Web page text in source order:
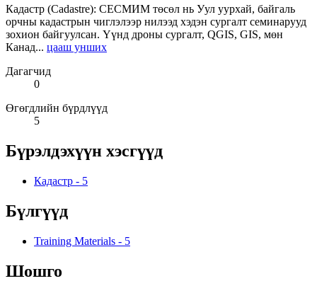
Кадастр (Cadastre): СЕСМИМ төсөл нь Уул уурхай, байгаль
орчны кадастрын чиглэлээр нилээд хэдэн сургалт семинарууд
зохион байгуулсан. Үүнд дроны сургалт, QGIS, GIS, мөн
Канад... цааш унших
Дагагчид
0
Өгөгдлийн бүрдлүүд
5
Бүрэлдэхүүн хэсгүүд
Кадастр - 5
Бүлгүүд
Training Materials - 5
Шошго